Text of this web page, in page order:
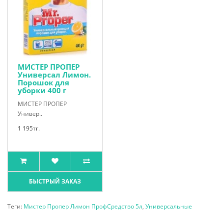
МИСТЕР ПРОПЕР
Универсал Лимон.
Порошок для
уборки 400 г
МИСТЕР ПРОПЕР
Универ..
1 195тг.
БЫСТРЫЙ ЗАКАЗ
Теги: Мистер Пропер Лимон ПрофСредство 5л, Универсальные